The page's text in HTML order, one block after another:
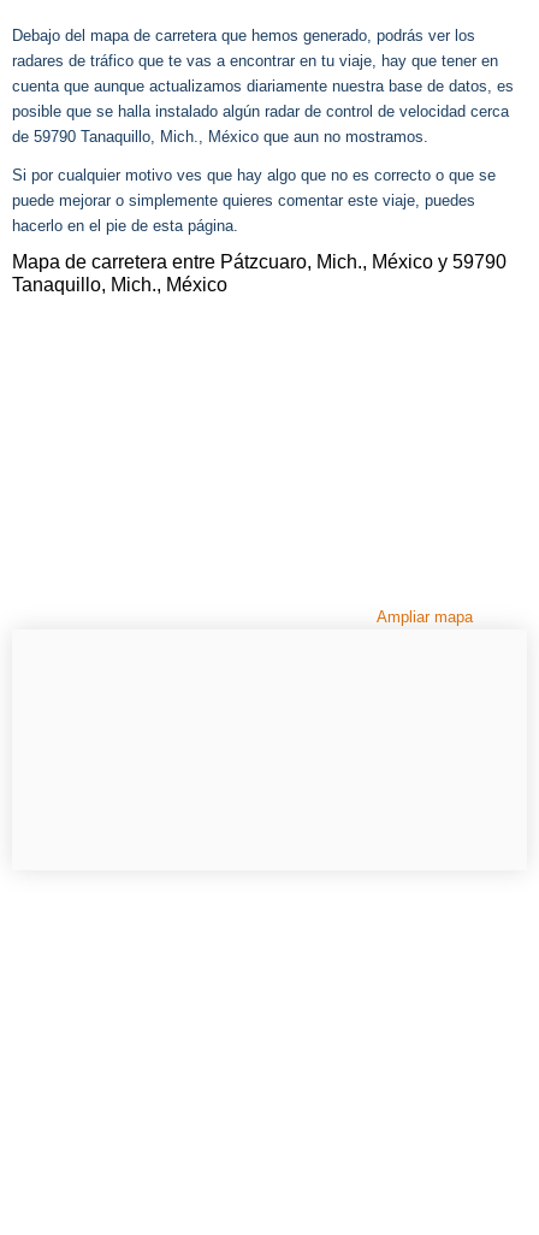
Debajo del mapa de carretera que hemos generado, podrás ver los
radares de tráfico que te vas a encontrar en tu viaje, hay que tener en
cuenta que aunque actualizamos diariamente nuestra base de datos, es
posible que se halla instalado algún radar de control de velocidad cerca
de 59790 Tanaquillo, Mich., México que aun no mostramos.
Si por cualquier motivo ves que hay algo que no es correcto o que se
puede mejorar o simplemente quieres comentar este viaje, puedes
hacerlo en el pie de esta página.
Mapa de carretera entre Pátzcuaro, Mich., México y 59790
Tanaquillo, Mich., México
Ampliar mapa